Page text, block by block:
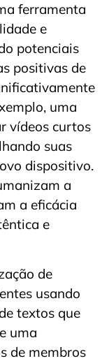
ferramenta
e
potenciais
positivas de
uma
vídeos curtos
suas
dispositivo.
a
a eficácia
e
de
usando
textos que
uma
de membros